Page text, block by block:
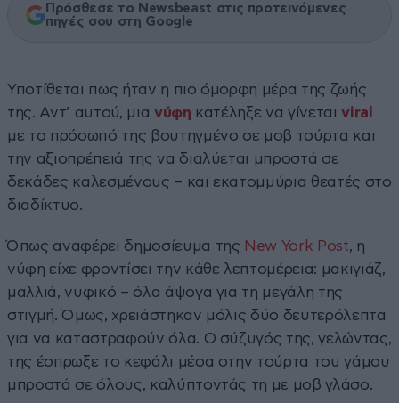
Πρόσθεσε το Newsbeast στις προτεινόμενες
πηγές σου στη Google
Υποτίθεται πως ήταν η πιο όμορφη μέρα της ζωής
της. Αντ’ αυτού, μια νύφη κατέληξε να γίνεται viral
με το πρόσωπό της βουτηγμένο σε μοβ τούρτα και
την αξιοπρέπειά της να διαλύεται μπροστά σε
δεκάδες καλεσμένους – και εκατομμύρια θεατές στο
διαδίκτυο.
Όπως αναφέρει δημοσίευμα της New York Post, η
νύφη είχε φροντίσει την κάθε λεπτομέρεια: μακιγιάζ,
μαλλιά, νυφικό – όλα άψογα για τη μεγάλη της
στιγμή. Όμως, χρειάστηκαν μόλις δύο δευτερόλεπτα
για να καταστραφούν όλα. Ο σύζυγός της, γελώντας,
της έσπρωξε το κεφάλι μέσα στην τούρτα του γάμου
μπροστά σε όλους, καλύπτοντάς τη με μοβ γλάσο.